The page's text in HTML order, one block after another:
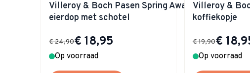
Villeroy & Boch Pasen Spring Awakening
eierdop met schotel
Special Price
€ 18,95
€ 24,90
Op voorraad
Villeroy &
koffiekopje
Special
€
€ 19,90
Op voorraad